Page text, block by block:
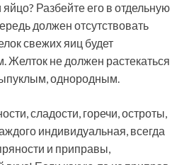
яйцо? Разбейте его в отдельную
должен отсутствовать
свежих яиц будет
Желток не должен растекаться
однородным.
сладости, горечи, остроты,
индивидуальная, всегда
и приправы,